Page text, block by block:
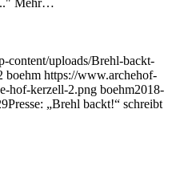
content/uploads/Brehl-backt-
boehm https://www.archehof-
hof-kerzell-2.png boehm2018-
Presse: „Brehl backt!“ schreibt